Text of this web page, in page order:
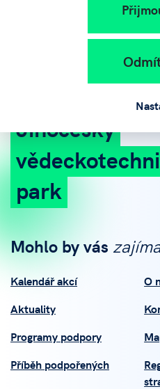
Jihočeský
park
Mohlo by vás
Kalendář akcí
Aktuality
Programy podpory
Příběh podpořených
O